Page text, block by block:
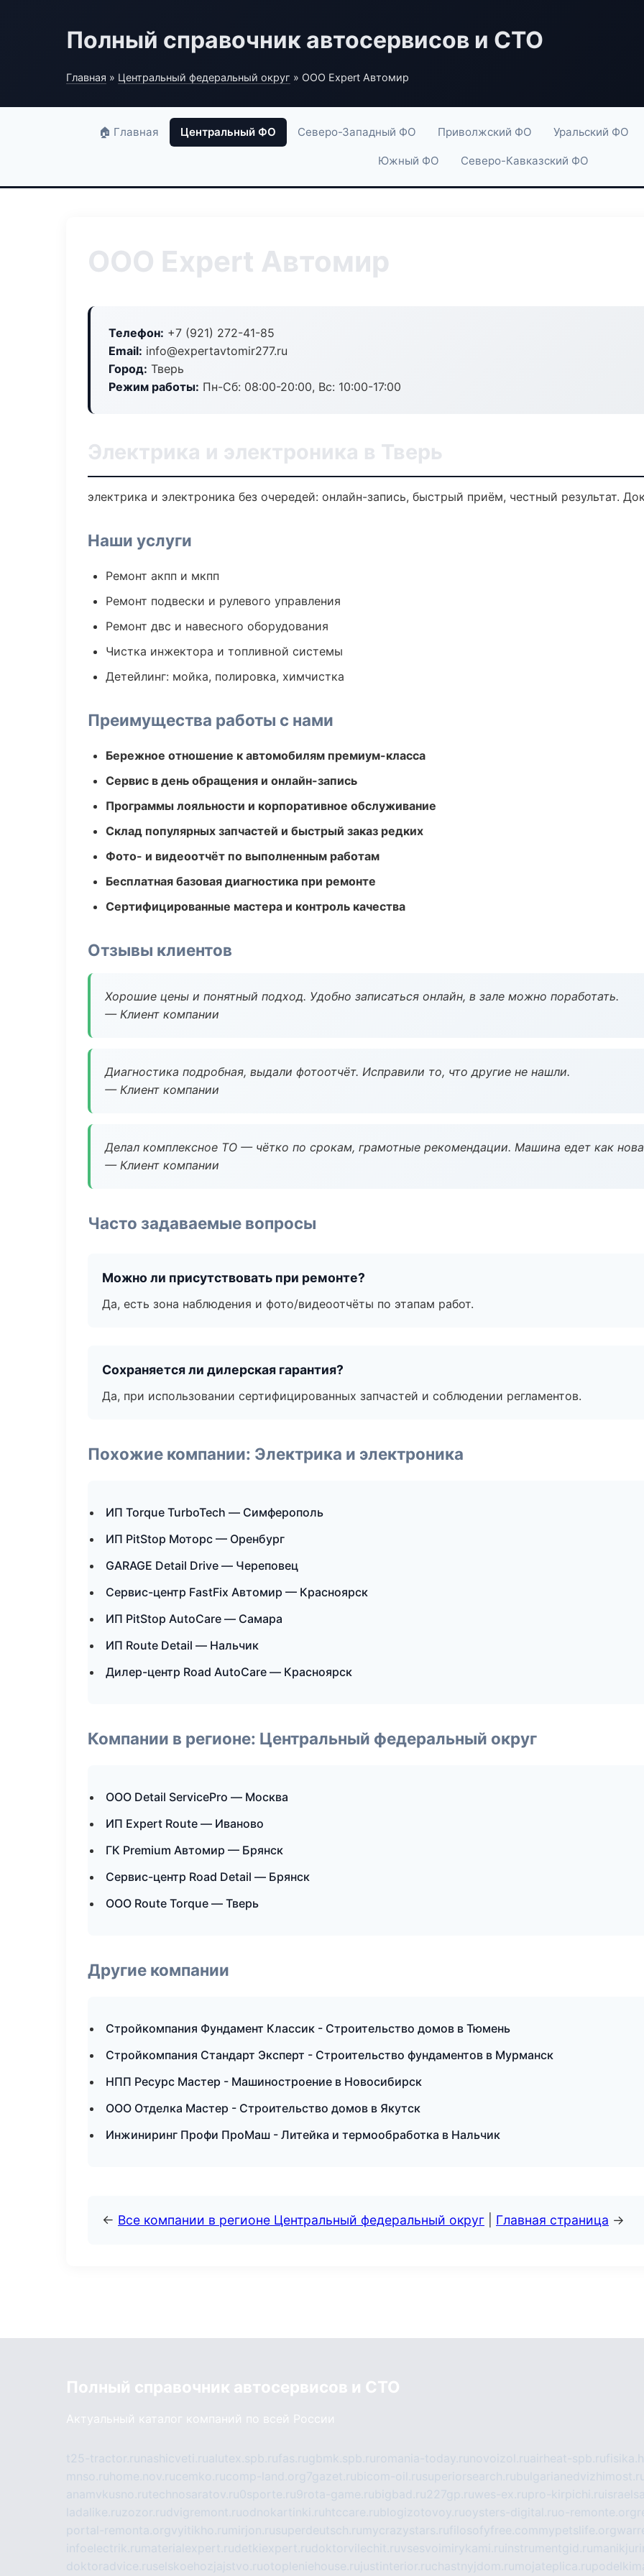
Полный справочник автосервисов и СТО
Главная » Центральный федеральный округ » ООО Expert Автомир
🏠 Главная Центральный ФО Северо-Западный ФО Приволжский ФО Уральский ФО
Южный ФО Северо-Кавказский ФО
ООО Expert Автомир
Телефон: +7 (921) 272-41-85
Email: info@expertavtomir277.ru
Город: Тверь
Режим работы: Пн-Сб: 08:00-20:00, Вс: 10:00-17:00
Электрика и электроника в Тверь
электрика и электроника без очередей: онлайн-запись, быстрый приём, честный результат.
Наши услуги
Ремонт акпп и мкпп
Ремонт подвески и рулевого управления
Ремонт двс и навесного оборудования
Чистка инжектора и топливной системы
Детейлинг: мойка, полировка, химчистка
Преимущества работы с нами
Бережное отношение к автомобилям премиум-класса
Сервис в день обращения и онлайн-запись
Программы лояльности и корпоративное обслуживание
Склад популярных запчастей и быстрый заказ редких
Фото- и видеоотчёт по выполненным работам
Бесплатная базовая диагностика при ремонте
Сертифицированные мастера и контроль качества
Отзывы клиентов
Хорошие цены и понятный подход. Удобно записаться онлайн, в зале можно поработать.
— Клиент компании
Диагностика подробная, выдали фотоотчёт. Исправили то, что другие не нашли.
— Клиент компании
Делал комплексное ТО — чётко по срокам, грамотные рекомендации. Машина едет как
— Клиент компании
Часто задаваемые вопросы
Можно ли присутствовать при ремонте?
Да, есть зона наблюдения и фото/видеоотчёты по этапам работ.
Сохраняется ли дилерская гарантия?
Да, при использовании сертифицированных запчастей и соблюдении регламентов.
Похожие компании: Электрика и электроника
ИП Torque TurboTech — Симферополь
ИП PitStop Моторс — Оренбург
GARAGE Detail Drive — Череповец
Сервис-центр FastFix Автомир — Красноярск
ИП PitStop AutoCare — Самара
ИП Route Detail — Нальчик
Дилер-центр Road AutoCare — Красноярск
Компании в регионе: Центральный федеральный округ
ООО Detail ServicePro — Москва
ИП Expert Route — Иваново
ГК Premium Автомир — Брянск
Сервис-центр Road Detail — Брянск
ООО Route Torque — Тверь
Другие компании
Стройкомпания Фундамент Классик - Строительство домов в Тюмень
Стройкомпания Стандарт Эксперт - Строительство фундаментов в Мурманск
НПП Ресурс Мастер - Машиностроение в Новосибирск
ООО Отделка Мастер - Строительство домов в Якутск
Инжиниринг Профи ПроМаш - Литейка и термообработка в Нальчик
← Все компании в регионе Центральный федеральный округ Главная страница →
Полный справочник автосервисов и СТО
Актуальный каталог компаний по всей России
t25-tractor.ru nashicveti.rualutex.spb.rufas.rugbmk.spb.ru romania-today.ru novoizol.ruairheat-spb.ru
mnso.ru home.nov.rucemko.rucomp-land.org 7gazet.rubicom-oil.rusuperiorsearch.ru
anamvkusno.rutechnosaratov.ru0sporte.ru9rota-game.rubigbad.ru227gp.ruwes-ex.rupro-kirpichi.ru
ladalike.ruzozor.rudvigremont.ruodnokartinki.ru htccare.rublogizotovoy.ruoysters-digital.ruo-remonte.org
portal-remonta.orgvyitikho.ru mirjon.rusuperdeutsch.ru mycrazystars.rufilosofyfree.com mypetslife.org
infoelectrik.ru materialexpert.rudetkiexpert.rudoktorvilechit.ruvsesvoimirykami.ru instrumentgid.ru
doktoradvice.ruselskoehozjajstvo.ruotopleniehouse.ru justinterior.ruchastnyjdom.ru mojateplica.ru